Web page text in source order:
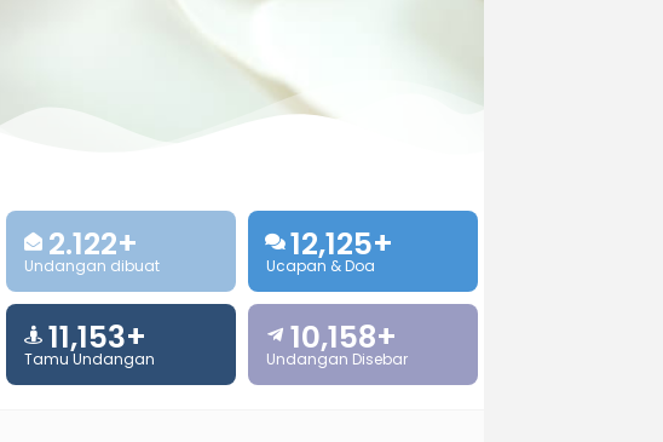
2.122+
Undangan dibuat
12,125+
Ucapan & Doa
11,153+
Tamu Undangan
10,158+
Undangan Disebar